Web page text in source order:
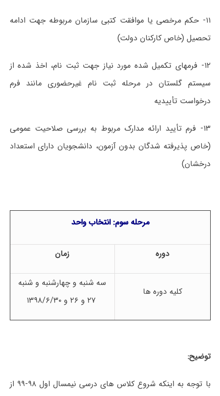
۱۱- حکم مرخصی یا موافقت کتبی سازمان مربوطه جهت ادامه
تحصیل (خاص کارکنان دولت)
۱۲- فرمهای تکمیل شده مورد نیاز جهت ثبت نام، اخذ شده از
سیستم گلستان در مرحله ثبت نام غیرحضوری مانند فرم
درخواست تأییدیه
۱۳- فرم تأیید ارائه مدارک مربوط به بررسی صلاحیت عمومی
(خاص پذیرفته شدگان بدون آزمون، دانشجویان دارای استعداد
درخشان)
مرحله سوم: انتخاب واحد
دوره زمان
کلیه دوره ها
سه شنبه و چهارشنبه و شنبه
توضیح:
با توجه به اینکه شروع کلاس های درسی نیمسال اول ۹۸-۹۹ از